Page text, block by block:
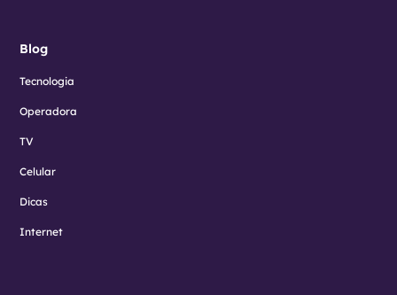
Blog
Tecnologia
Operadora
TV
Celular
Dicas
Internet